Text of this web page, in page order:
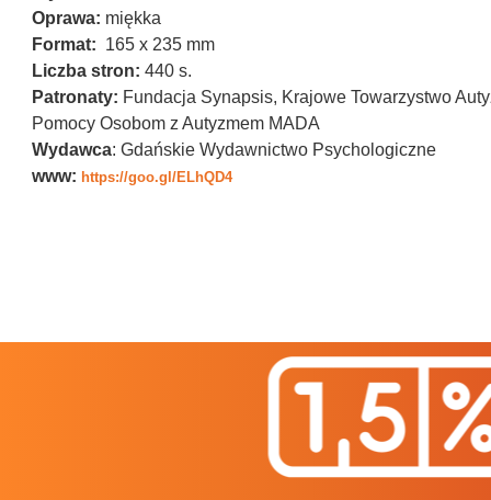
Oprawa: miękka
Format: 165 x 235 mm
Liczba stron: 440 s.
Patronaty: Fundacja Synapsis, Krajowe Towarzystwo
Pomocy Osobom z Autyzmem MADA
Wydawca: Gdańskie Wydawnictwo Psychologiczne
www: https://goo.gl/ELhQD4